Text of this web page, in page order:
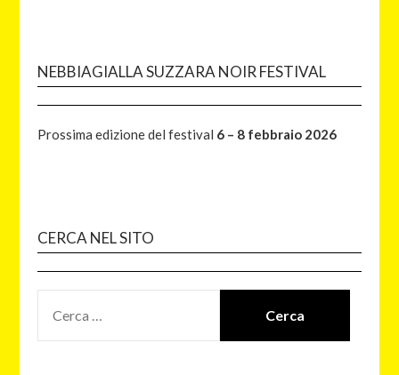
NEBBIAGIALLA SUZZARA NOIR FESTIVAL
Prossima edizione del festival 6 – 8 febbraio 2026
CERCA NEL SITO